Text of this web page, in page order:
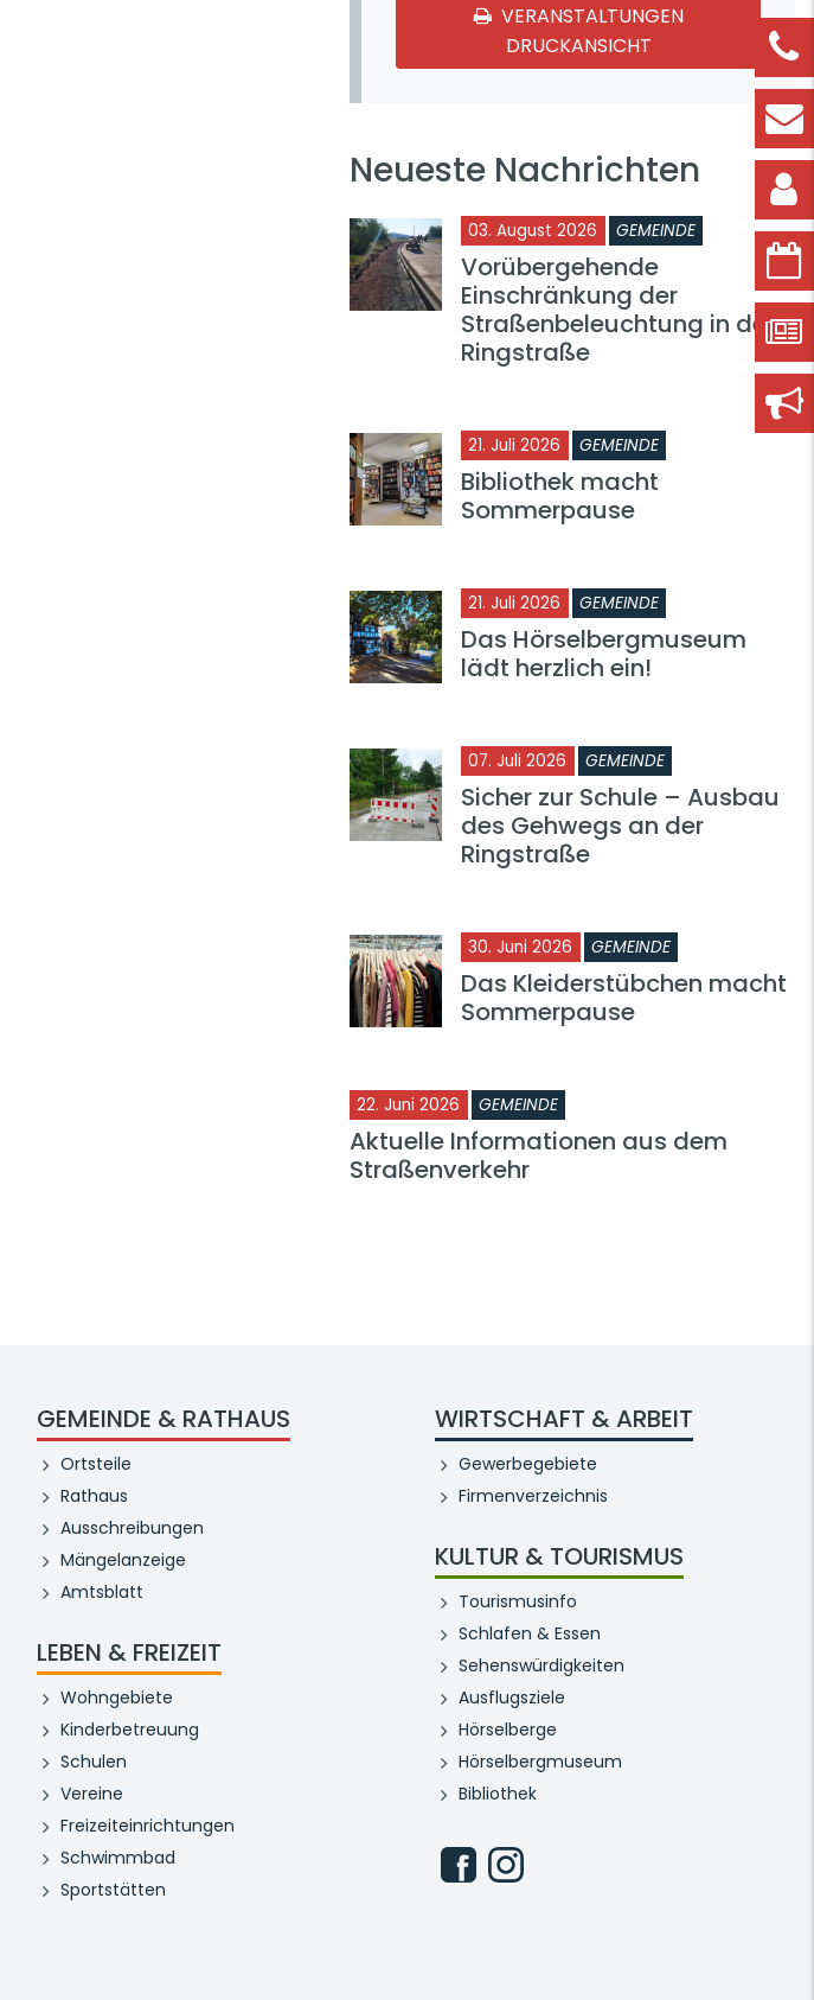
VERANSTALTUNGEN
DRUCKANSICHT
Neueste Nachrichten
03. August 2026 GEMEINDE
Vorübergehende
Einschränkung der
Straßenbeleuchtung in der
Ringstraße
21. Juli 2026 GEMEINDE
Bibliothek macht
Sommerpause
21. Juli 2026 GEMEINDE
Das Hörselbergmuseum
lädt herzlich ein!
07. Juli 2026 GEMEINDE
Sicher zur Schule – Ausbau
des Gehwegs an der
Ringstraße
30. Juni 2026 GEMEINDE
Das Kleiderstübchen macht
Sommerpause
22. Juni 2026 GEMEINDE
Aktuelle Informationen aus dem
Straßenverkehr
GEMEINDE & RATHAUS
Ortsteile
Rathaus
Ausschreibungen
Mängelanzeige
Amtsblatt
LEBEN & FREIZEIT
Wohngebiete
Kinderbetreuung
Schulen
Vereine
Freizeiteinrichtungen
Schwimmbad
Sportstätten
WIRTSCHAFT & ARBEIT
Gewerbegebiete
Firmenverzeichnis
KULTUR & TOURISMUS
Tourismusinfo
Schlafen & Essen
Sehenswürdigkeiten
Ausflugsziele
Hörselberge
Hörselbergmuseum
Bibliothek